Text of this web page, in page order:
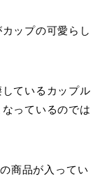
ップの可愛らし
ているカップル
っているのでは
商品が入ってい